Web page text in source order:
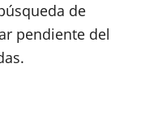
de
pendiente del